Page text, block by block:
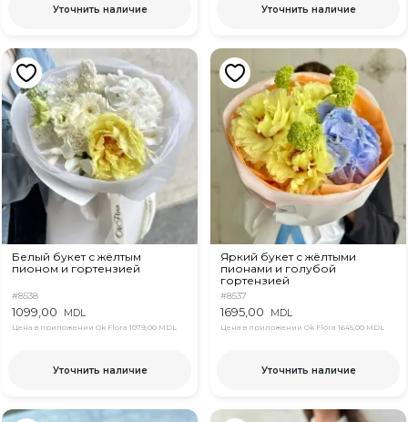
Уточнить наличие Уточнить наличие
Белый букет с жёлтым
пионом и гортензией
#8538
1099,00 MDL
Цена в приложении Ok Flora 1079,00 MDL
Уточнить наличие
Яркий букет с жёлтыми
пионами и голубой
гортензией
#8537
1695,00 MDL
Цена в приложении Ok Flora 1645,00 MDL
Уточнить наличие